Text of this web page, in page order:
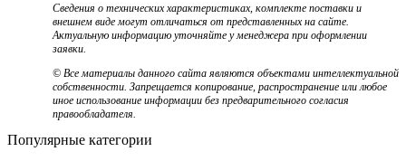
Сведения о технических характеристиках, комплекте поставки и
внешнем виде могут отличаться от представленных на сайте.
Актуальную информацию уточняйте у менеджера при оформлении
заявки.
© Все материалы данного сайта являются объектами интеллектуальной
собственности. Запрещается копирование, распространение или любое
иное использование информации без предварительного согласия
правообладателя.
Популярные категории